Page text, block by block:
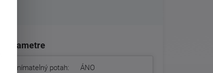
Parametre
Snímatelný potah: ÁNO